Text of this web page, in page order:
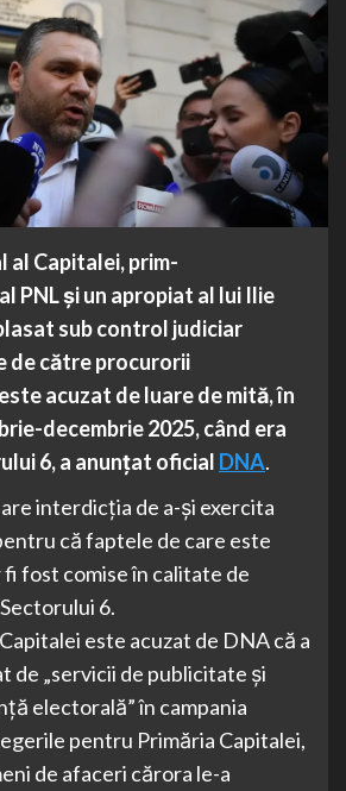
al Capitalei, prim-
PNL și un apropiat al lui Ilie
sub control judiciar
de către procurorii
acuzat de luare de mită, în
decembrie 2025, când era
6, a anunțat oficial DNA.
interdicția de a-și exercita
că faptele de care este
fi fost comise în calitate de
6.
este acuzat de DNA că a
de „servicii de publicitate și
electorală” în campania
pentru Primăria Capitalei,
de afaceri cărora le-a